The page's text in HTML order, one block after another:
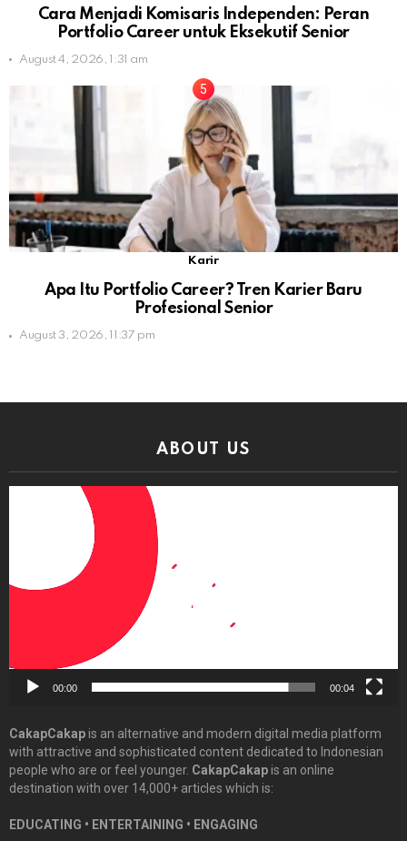
Cara Menjadi Komisaris Independen: Peran
Portfolio Career untuk Eksekutif Senior
August 4, 2026, 1:31 am
Karir
Apa Itu Portfolio Career? Tren Karier Baru
Profesional Senior
August 3, 2026, 11:37 pm
ABOUT US
00:00 00:04
CakapCakapis an alternative and modern digital media platform
with attractive and sophisticated content dedicated to Indonesian
people who are or feel younger. CakapCakapis an online
destination with over 14,000+ articles which is:
EDUCATING • ENTERTAINING • ENGAGING